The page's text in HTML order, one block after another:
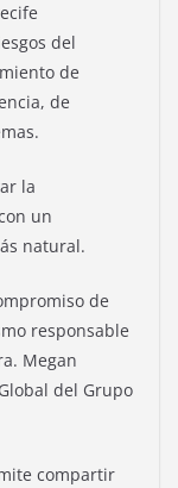
del
de
de
la
un
natural.
de
responsable
Megan
del Grupo
compartir